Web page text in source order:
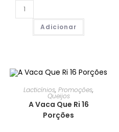
Adicionar
PROMOÇÃO!
Lacticínios,Promoções,
Queijos
A Vaca Que Ri 16
Porções